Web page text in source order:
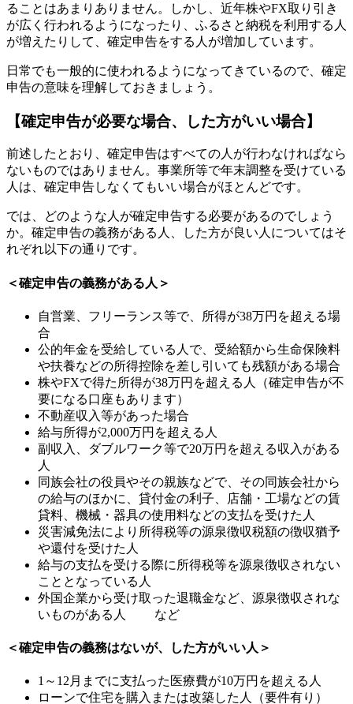
ることはあまりありません。しかし、近年株やFX取り引き
が広く行われるようになったり、ふるさと納税を利用する人
が増えたりして、確定申告をする人が増加しています。
日常でも一般的に使われるようになってきているので、確定
申告の意味を理解しておきましょう。
【確定申告が必要な場合、した方がいい場合】
前述したとおり、確定申告はすべての人が行わなければなら
ないものではありません。 事業所等で年末調整を受けている
人は、確定申告しなくてもいい場合がほとんどです。
では、どのような人が確定申告する必要があるのでしょう
か。 確定申告の義務がある人、した方が良い人についてはそ
れぞれ以下の通りです。
＜確定申告の義務がある人＞
自営業、フリーランス等で、所得が38万円を超える場
合
公的年金を受給している人で、受給額から生命保険料
や扶養などの所得控除を差し引いても残額がある場合
株やFXで得た所得が38万円を超える人（確定申告が不
要になる口座もあります）
不動産収入等があった場合
給与所得が2,000万円を超える人
副収入、ダブルワーク等で20万円を超える収入がある
人
同族会社の役員やその親族などで、その同族会社から
の給与のほかに、貸付金の利子、店舗・工場などの賃
貸料、機械・器具の使用料などの支払を受けた人
災害減免法により所得税等の源泉徴収税額の徴収猶予
や還付を受けた人
給与の支払を受ける際に所得税等を源泉徴収されない
こととなっている人
外国企業から受け取った退職金など、源泉徴収されな
いものがある人
など
＜確定申告の義務はないが、した方がいい人＞
1 ～ 12月までに支払った医療費が10万円を超える人
ローンで住宅を購入または改築した人（要件有り）